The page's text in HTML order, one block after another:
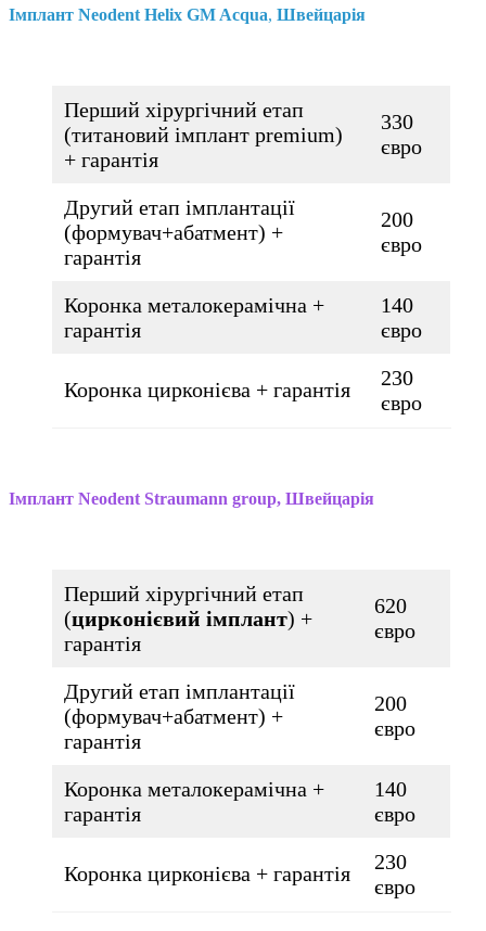
Імплант Neodent Helix GM Acqua, Швейцарія
Перший хірургічний етап
(титановий імплант premium)
+ гарантія
330
євро
Другий етап імплантації
(формувач+абатмент) +
гарантія
200
євро
Коронка металокерамічна +
гарантія
140
євро
Коронка цирконієва + гарантія
230
євро
Імплант Neodent Straumann group, Швейцарія
Перший хірургічний етап
(цирконієвий імплант) +
гарантія
620
євро
Другий етап імплантації
(формувач+абатмент) +
гарантія
200
євро
Коронка металокерамічна +
гарантія
140
євро
Коронка цирконієва + гарантія
230
євро